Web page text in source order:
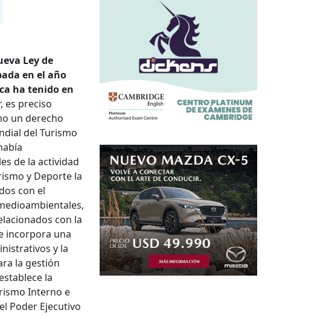
Ley de
en el año
ha tenido en
es preciso
un derecho
del Turismo
de la actividad
y Deporte la
con el
con la
incorpora una
y la
la gestión
la
Interno e
Poder Ejecutivo